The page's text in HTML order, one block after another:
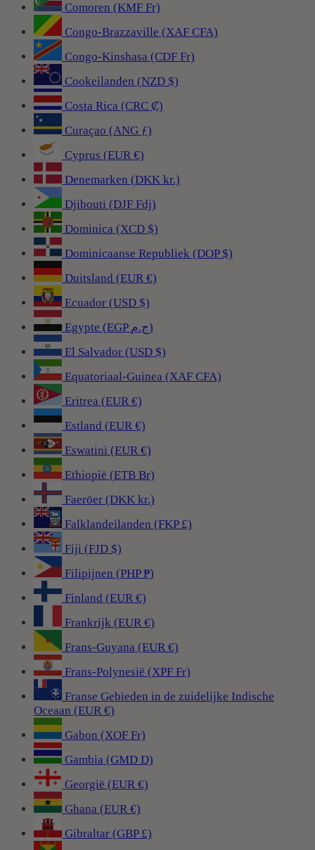
Comoren (KMF Fr)
Congo-Brazzaville (XAF CFA)
Congo-Kinshasa (CDF Fr)
Cookeilanden (NZD $)
Costa Rica (CRC ₡)
Curaçao (ANG ƒ)
Cyprus (EUR €)
Denemarken (DKK kr.)
Djibouti (DJF Fdj)
Dominica (XCD $)
Dominicaanse Republiek (DOP $)
Duitsland (EUR €)
Ecuador (USD $)
Egypte (EGP ج.م)
El Salvador (USD $)
Equatoriaal-Guinea (XAF CFA)
Eritrea (EUR €)
Estland (EUR €)
Eswatini (EUR €)
Ethiopië (ETB Br)
Faeröer (DKK kr.)
Falklandeilanden (FKP £)
Fiji (FJD $)
Filipijnen (PHP ₱)
Finland (EUR €)
Frankrijk (EUR €)
Frans-Guyana (EUR €)
Frans-Polynesië (XPF Fr)
Franse Gebieden in de zuidelijke Indische
Oceaan (EUR €)
Gabon (XOF Fr)
Gambia (GMD D)
Georgië (EUR €)
Ghana (EUR €)
Gibraltar (GBP £)